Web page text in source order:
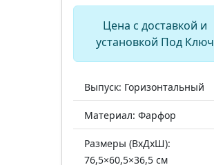
Цена с доставкой и
установкой Под Ключ
Выпуск: Горизонтальный
Материал: Фарфор
Размеры (ВхДхШ):
76,5×60,5×36,5 см